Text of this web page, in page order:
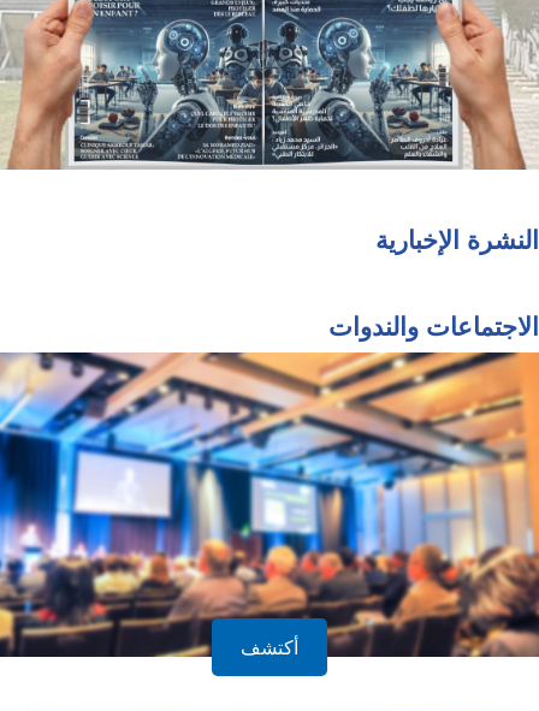
النشرة الإخبارية
الاجتماعات والندوات
أكتشف